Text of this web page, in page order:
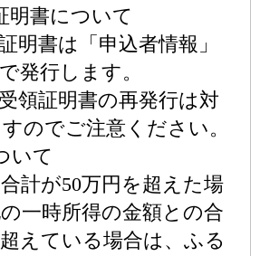
明書について
明書は「申込者情報」
発行します。
領証明書の再発行は対
のでご注意ください。
いて
計が50万円を超えた場
一時所得の金額との合
えている場合は、ふる